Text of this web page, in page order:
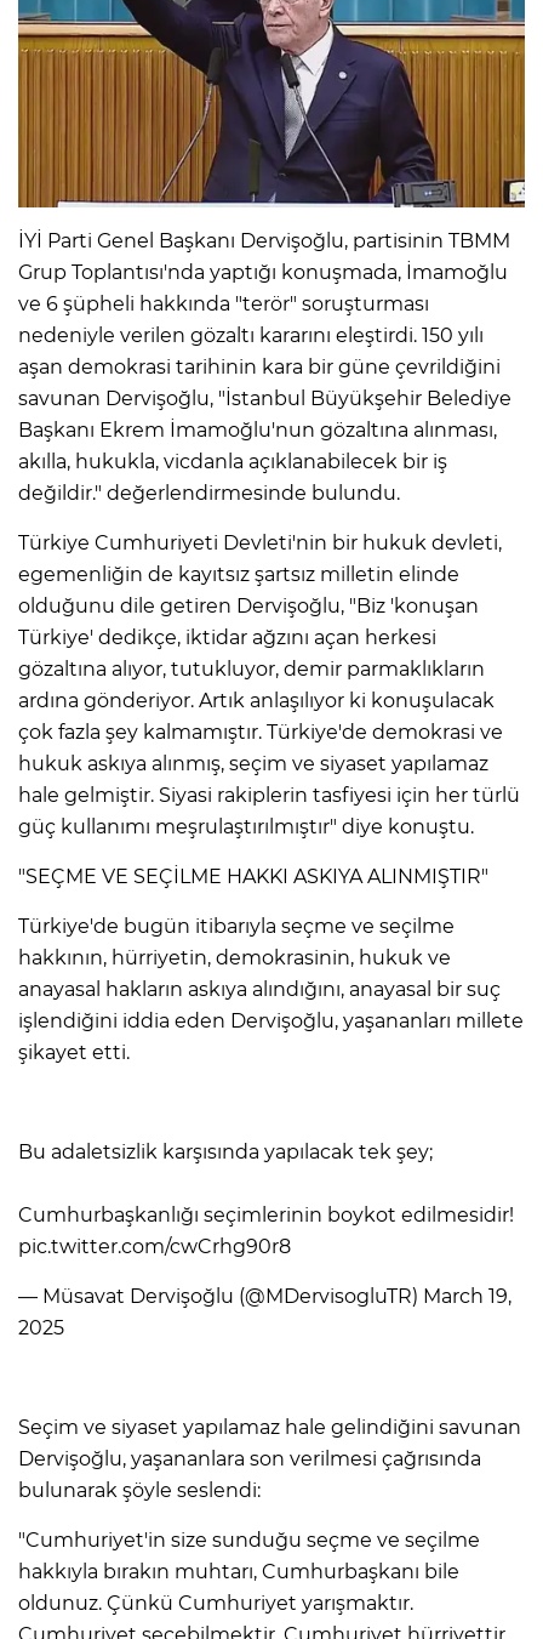
İYİ Parti Genel Başkanı Dervişoğlu, partisinin TBMM
Grup Toplantısı'nda yaptığı konuşmada, İmamoğlu
ve 6 şüpheli hakkında "terör" soruşturması
nedeniyle verilen gözaltı kararını eleştirdi. 150 yılı
aşan demokrasi tarihinin kara bir güne çevrildiğini
savunan Dervişoğlu, "İstanbul Büyükşehir Belediye
Başkanı Ekrem İmamoğlu'nun gözaltına alınması,
akılla, hukukla, vicdanla açıklanabilecek bir iş
değildir." değerlendirmesinde bulundu.
Türkiye Cumhuriyeti Devleti'nin bir hukuk devleti,
egemenliğin de kayıtsız şartsız milletin elinde
olduğunu dile getiren Dervişoğlu, "Biz 'konuşan
Türkiye' dedikçe, iktidar ağzını açan herkesi
gözaltına alıyor, tutukluyor, demir parmaklıkların
ardına gönderiyor. Artık anlaşılıyor ki konuşulacak
çok fazla şey kalmamıştır. Türkiye'de demokrasi ve
hukuk askıya alınmış, seçim ve siyaset yapılamaz
hale gelmiştir. Siyasi rakiplerin tasfiyesi için her türlü
güç kullanımı meşrulaştırılmıştır" diye konuştu.
"SEÇME VE SEÇİLME HAKKI ASKIYA ALINMIŞTIR"
Türkiye'de bugün itibarıyla seçme ve seçilme
hakkının, hürriyetin, demokrasinin, hukuk ve
anayasal hakların askıya alındığını, anayasal bir suç
işlendiğini iddia eden Dervişoğlu, yaşananları millete
şikayet etti.
Bu adaletsizlik karşısında yapılacak tek şey;
Cumhurbaşkanlığı seçimlerinin boykot edilmesidir!
pic.twitter.com/cwCrhg90r8
— Müsavat Dervişoğlu (@MDervisogluTR) March 19,
2025
Seçim ve siyaset yapılamaz hale gelindiğini savunan
Dervişoğlu, yaşananlara son verilmesi çağrısında
bulunarak şöyle seslendi:
"Cumhuriyet'in size sunduğu seçme ve seçilme
hakkıyla bırakın muhtarı, Cumhurbaşkanı bile
oldunuz. Çünkü Cumhuriyet yarışmaktır.